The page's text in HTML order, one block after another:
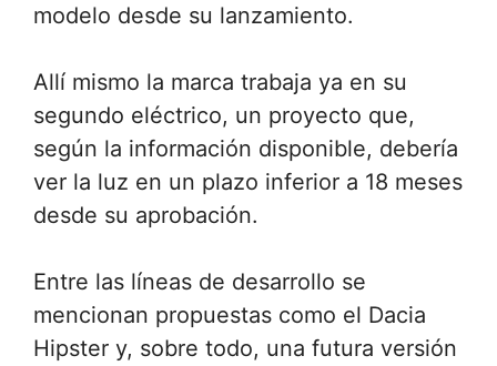
modelo desde su lanzamiento.
Allí mismo la marca trabaja ya en su
segundo eléctrico, un proyecto que,
según la información disponible, debería
ver la luz en un plazo inferior a 18 meses
desde su aprobación.
Entre las líneas de desarrollo se
mencionan propuestas como el Dacia
Hipster y, sobre todo, una futura versión